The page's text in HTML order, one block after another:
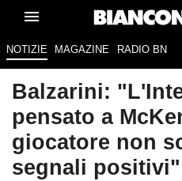
NOTIZIE MAGAZINE RADIO BN
Balzarini:
pensato a
giocatore non
segnali positivi"